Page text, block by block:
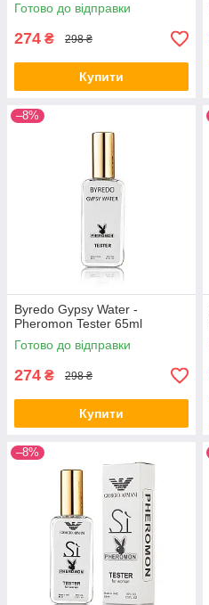
Готово до відправки
274 ₴ 298 ₴
Купити
–8%
Byredo Gypsy Water -
Pheromon Tester 65ml
Готово до відправки
274 ₴ 298 ₴
Купити
–8%